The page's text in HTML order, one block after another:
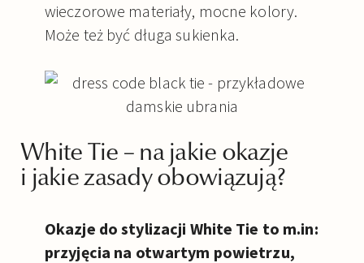
wieczorowe materiały, mocne kolory.
Może też być długa sukienka.
White Tie – na jakie okazje
i jakie zasady obowiązują?
Okazje do stylizacji White Tie to m.in:
przyjęcia na otwartym powietrzu,